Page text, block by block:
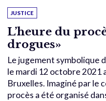
JUSTICE
L’heure du
drogues»
Le jugement symbolique
le mardi 12 octobre 2021
Bruxelles. Imaginé par le
procès a été organisé